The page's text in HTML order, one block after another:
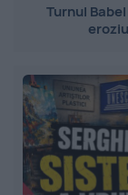
Turnul